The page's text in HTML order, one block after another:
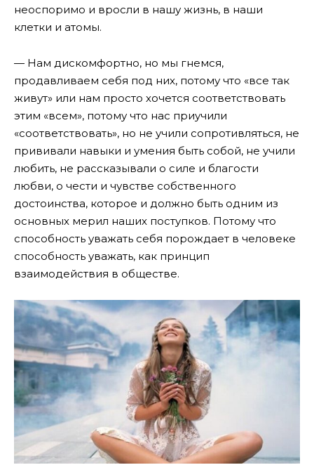
неоспоримо и вросли в нашу жизнь, в наши
клетки и атомы.
— Нам дискомфортно, но мы гнемся,
продавливаем себя под них, потому что «все так
живут» или нам просто хочется соответствовать
этим «всем», потому что нас приучили
«соответствовать», но не учили сопротивляться, не
прививали навыки и умения быть собой, не учили
любить, не рассказывали о силе и благости
любви, о чести и чувстве собственного
достоинства, которое и должно быть одним из
основных мерил наших поступков. Потому что
способность уважать себя порождает в человеке
способность уважать, как принцип
взаимодействия в обществе.